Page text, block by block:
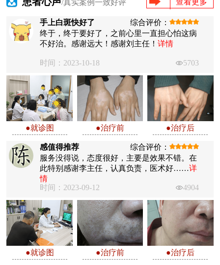
/真实案例一致好评
手上白斑快好了
综合评价：
终于，终于要好了，之前心里一直担心怕这病
不好治。感谢远大！感谢刘主任！详情
时间：2023-10-18 5703
●就诊图 ●治疗前 ●治疗后
感值得推荐
综合评价：
服务没得说，态度很好，主要是效果不错。在
此特别感谢李主任，认真负责，医术好……详
情
时间：2023-09-12
4904
●就诊图 ●治疗前 ●治疗后